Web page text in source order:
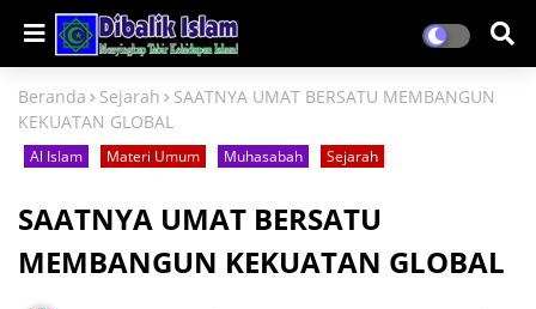
Beranda Sejarah
SAATNYA UMAT BERSATU MEMBANGUN
KEKUATAN GLOBAL
Al Islam Materi Umum Muhasabah Sejarah
SAATNYA UMAT BERSATU
MEMBANGUN KEKUATAN GLOBAL